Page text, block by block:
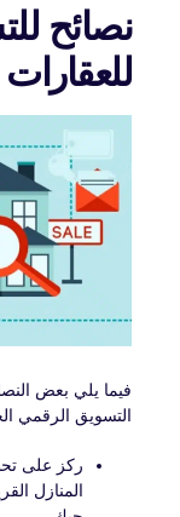
نصائح
للعقارات
فيما يلي بعض
التسويق الرقمي
ركز على
المنازل